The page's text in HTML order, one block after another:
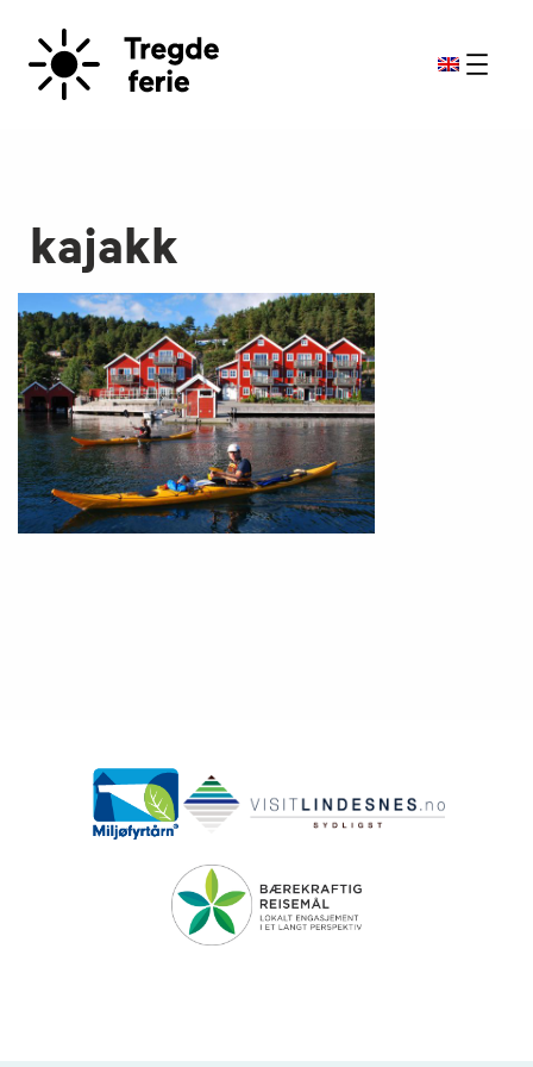
kajakk